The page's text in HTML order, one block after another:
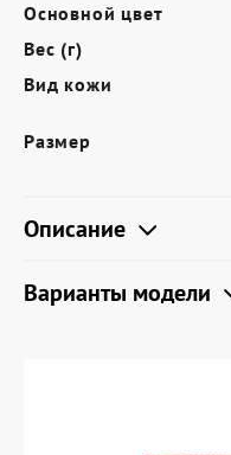
Партнерам
Контакты
Программа
Основной цвет
Вес (г)
Вид кожи
Размер
Описание
Варианты модели